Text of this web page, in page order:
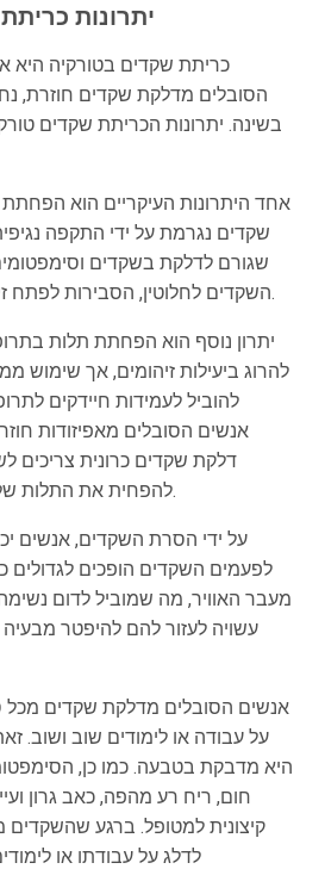
יתרונות
כריתת שקדים בטורקיה היא
הסובלים מדלקת שקדים חוזרת,
בשינה. יתרונות הכריתת שקדים
אחד היתרונות העיקריים הוא הפחתת
שקדים נגרמת על ידי התקפה
שגורם לדלקת בשקדים
השקדים לחלוטין, הסבירות לפתח זיהום היא כמעט אפסית.
יתרון נוסף הוא הפחתת תלות
להרוג ביעילות זיהומים, אך שימוש
להוביל לעמידות חיידקים
אנשים הסובלים מאפיזודות
דלקת שקדים כרונית צריכים
להפחית את התלות שלהם באנטיביוטיקה אלו.
על ידי הסרת השקדים, אנשים
לפעמים השקדים הופכים
מעבר האוויר, מה שמוביל לדום
עשויה לעזור להם להיפטר מבעיה
אנשים הסובלים מדלקת שקדים מכל
על עבודה או לימודים שוב ושוב.
היא מדבקת בטבעה. כמו כן,
חום, ריח רע מהפה, כאב גרון
קיצונית למטופל. ברגע
לדלג על עבודתו או